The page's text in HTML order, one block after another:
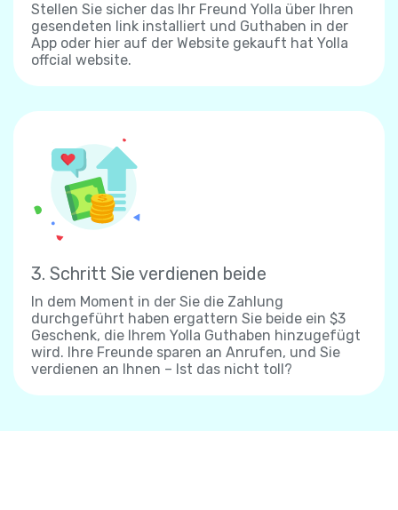
Stellen Sie sicher das Ihr Freund Yolla über Ihren
gesendeten link installiert und Guthaben in der
App oder hier auf der Website gekauft hat Yolla
offcial website.
3. Schritt Sie verdienen beide
In dem Moment in der Sie die Zahlung
durchgeführt haben ergattern Sie beide ein $3
Geschenk, die Ihrem Yolla Guthaben hinzugefügt
wird. Ihre Freunde sparen an Anrufen, und Sie
verdienen an Ihnen – Ist das nicht toll?